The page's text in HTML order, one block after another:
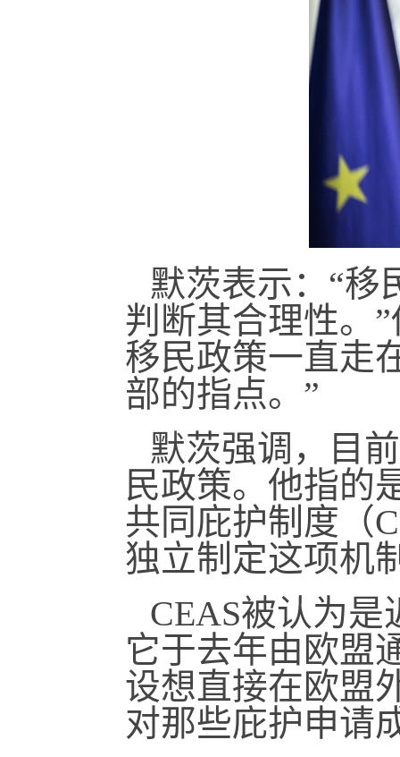
默茨表示：“移
判断其合理性。
移民政策一直走
部的指点。”
默茨强调，目
民政策。他指的
共同庇护制度（
独立制定这项机
CEAS被认为
它于去年由欧盟
设想直接在欧盟
对那些庇护申请